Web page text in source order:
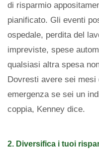
di risparmio
pianificato. Gli eventi
ospedale, perdita del
impreviste, spese
qualsiasi altra spesa
Dovresti avere sei mesi
emergenza se sei un
coppia, Kenney dice.
2. Diversifica i tuoi